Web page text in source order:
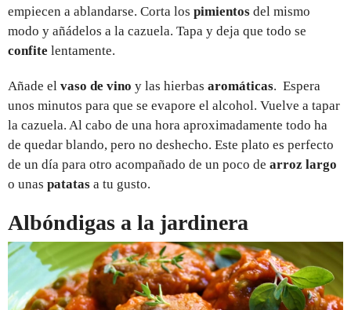
empiecen a ablandarse. Corta los pimientos del mismo
modo y añádelos a la cazuela. Tapa y deja que todo se
confite lentamente.
Añade el vaso de vino y las hierbas aromáticas. Espera
unos minutos para que se evapore el alcohol. Vuelve a tapar
la cazuela. Al cabo de una hora aproximadamente todo ha
de quedar blando, pero no deshecho. Este plato es perfecto
de un día para otro acompañado de un poco de arroz largo
o unas patatas a tu gusto.
Albóndigas a la jardinera